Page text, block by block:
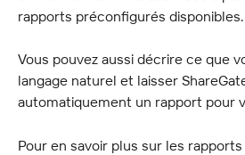
rapports préconfigurés disponibles.
Vous pouvez aussi décrire ce que
langage naturel et laisser
automatiquement un rapport pour
Pour en savoir plus sur les